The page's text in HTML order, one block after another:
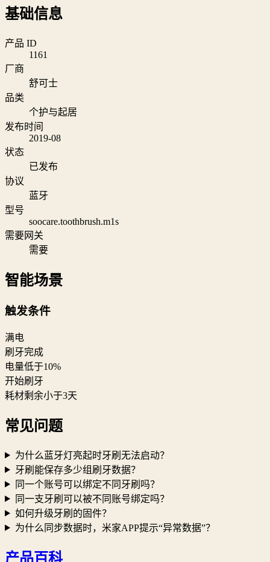
基础信息
产品 ID
1161
厂商
舒可士
品类
个护与起居
发布时间
2019-08
状态
已发布
协议
蓝牙
型号
soocare.toothbrush.m1s
需要网关
需要
智能场景
触发条件
满电
刷牙完成
电量低于10%
开始刷牙
耗材剩余小于3天
常见问题
为什么蓝牙灯亮起时牙刷无法启动？
牙刷能保存多少组刷牙数据？
同一个账号可以绑定不同牙刷吗？
同一支牙刷可以被不同账号绑定吗？
如何升级牙刷的固件？
为什么同步数据时，米家APP提示“异常数据”？
产品百科